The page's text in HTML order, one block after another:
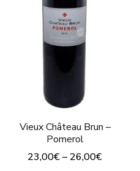
options
peuvent
être
choisies
du
produit
Vieux Château Brun –
Pomerol
23,00€– 26,00€